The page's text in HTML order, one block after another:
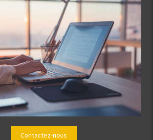
Contactez-nous